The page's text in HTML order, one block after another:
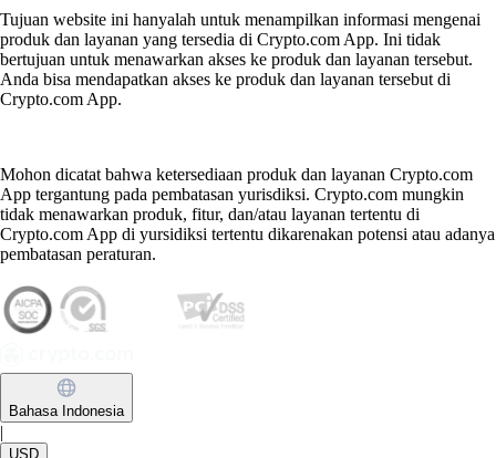
Tujuan website ini hanyalah untuk menampilkan informasi mengenai
produk dan layanan yang tersedia di Crypto.com App. Ini tidak
bertujuan untuk menawarkan akses ke produk dan layanan tersebut.
Anda bisa mendapatkan akses ke produk dan layanan tersebut di
Crypto.com App.
Mohon dicatat bahwa ketersediaan produk dan layanan Crypto.com
App tergantung pada pembatasan yurisdiksi. Crypto.com mungkin
tidak menawarkan produk, fitur, dan/atau layanan tertentu di
Crypto.com App di yursidiksi tertentu dikarenakan potensi atau adanya
pembatasan peraturan.
Bahasa Indonesia
|
USD